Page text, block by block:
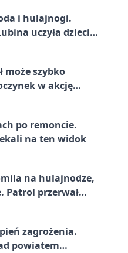
i hulajnogi.
uczyła dzieci
może szybko
w akcję
po remoncie.
na ten widok
na hulajnodze,
Patrol przerwał
zagrożenia.
powiatem